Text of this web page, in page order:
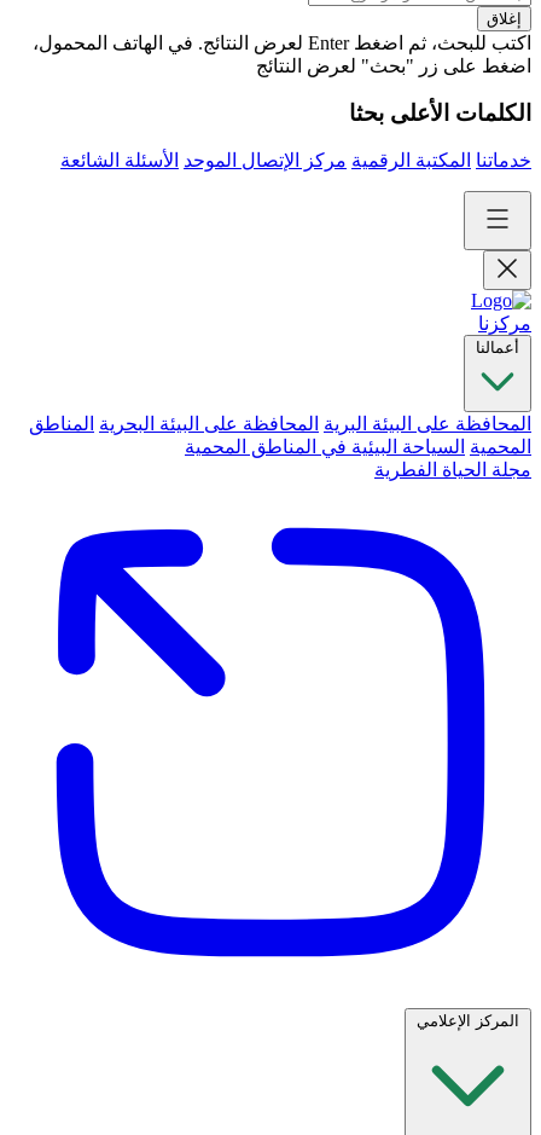
إغلاق
اكتب للبحث، ثم اضغط Enter لعرض النتائج. في الهاتف المحمول،
اضغط على زر "بحث" لعرض النتائج
الكلمات الأعلى بحثا
خدماتنا المكتبة الرقمية مركز الإتصال الموحد الأسئلة الشائعة
مركزنا
أعمالنا
المحافظة على البيئة البرية المحافظة على البيئة البحرية المناطق
المحمية السياحة البيئية في المناطق المحمية
مجلة الحياة الفطرية
المركز الإعلامي